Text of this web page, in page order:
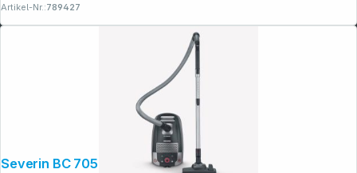
Artikel-Nr.:789427
Severin BC 7052